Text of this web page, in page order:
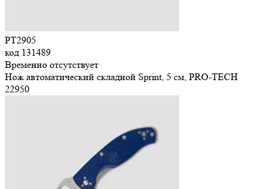
PT2905
код 131489
Временно отсутствует
Нож автоматический складной Sprint, 5 см, PRO-TECH
22950